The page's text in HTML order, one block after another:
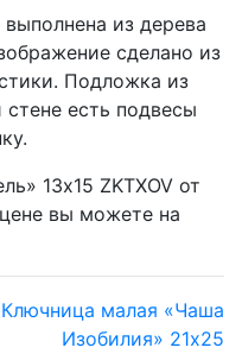
из дерева
сделано из
Подложка из
стене есть подвесы
13х15 ZKTXOV от
вы можете на
Ключница малая «Чаша
Изобилия» 21х25